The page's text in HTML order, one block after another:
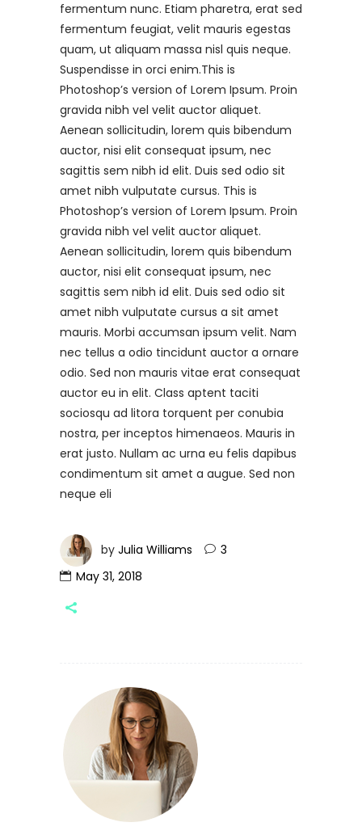
fermentum nunc. Etiam pharetra, erat sed
fermentum feugiat, velit mauris egestas
quam, ut aliquam massa nisl quis neque.
Suspendisse in orci enim.This is
Photoshop’s version of Lorem Ipsum. Proin
gravida nibh vel velit auctor aliquet.
Aenean sollicitudin, lorem quis bibendum
auctor, nisi elit consequat ipsum, nec
sagittis sem nibh id elit. Duis sed odio sit
amet nibh vulputate cursus. This is
Photoshop’s version of Lorem Ipsum. Proin
gravida nibh vel velit auctor aliquet.
Aenean sollicitudin, lorem quis bibendum
auctor, nisi elit consequat ipsum, nec
sagittis sem nibh id elit. Duis sed odio sit
amet nibh vulputate cursus a sit amet
mauris. Morbi accumsan ipsum velit. Nam
nec tellus a odio tincidunt auctor a ornare
odio. Sed non mauris vitae erat consequat
auctor eu in elit. Class aptent taciti
sociosqu ad litora torquent per conubia
nostra, per inceptos himenaeos. Mauris in
erat justo. Nullam ac urna eu felis dapibus
condimentum sit amet a augue. Sed non
neque eli
by Julia Williams
3
May 31, 2018